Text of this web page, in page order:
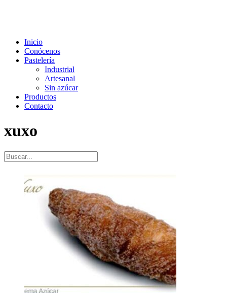
Inicio
Conócenos
Pastelería
Industrial
Artesanal
Sin azúcar
Productos
Contacto
xuxo